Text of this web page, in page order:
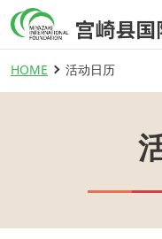
HOME 活动日历